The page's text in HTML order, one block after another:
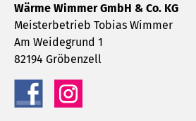
Wärme Wimmer GmbH & Co. KG
Meisterbetrieb Tobias Wimmer
Am Weidegrund 1
82194 Gröbenzell